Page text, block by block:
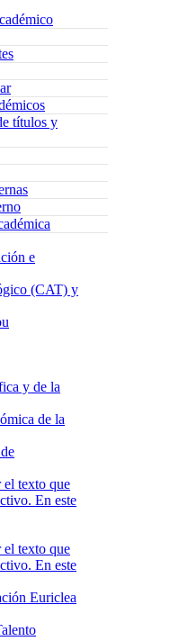
títulos y
e
(CAT) y
y de la
de la
Euriclea